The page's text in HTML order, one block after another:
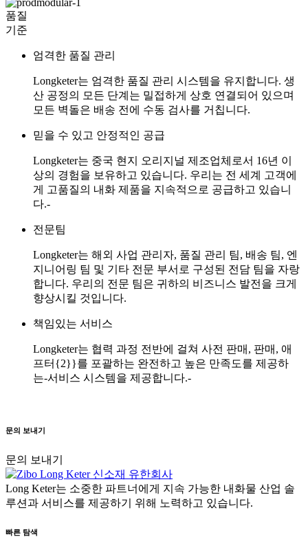
품질
기준
엄격한 품질 관리
Longketer는 엄격한 품질 관리 시스템을 유지합니다. 생
산 공정의 모든 단계는 밀접하게 상호 연결되어 있으며
모든 벽돌은 배송 전에 수동 검사를 거칩니다.
믿을 수 있고 안정적인 공급
Longketer는 중국 현지 오리지널 제조업체로서 16년 이
상의 경험을 보유하고 있습니다. 우리는 전 세계 고객에
게 고품질의 내화 제품을 지속적으로 공급하고 있습니
다.-
전문팀
Longketer는 해외 사업 관리자, 품질 관리 팀, 배송 팀, 엔
지니어링 팀 및 기타 전문 부서로 구성된 전담 팀을 자랑
합니다. 우리의 전문 팀은 귀하의 비즈니스 발전을 크게
향상시킬 것입니다.
책임있는 서비스
Longketer는 협력 과정 전반에 걸쳐 사전 판매, 판매, 애
프터{2}}를 포괄하는 완전하고 높은 만족도를 제공하
는-서비스 시스템을 제공합니다.-
문의 보내기
문의 보내기
Long Keter는 소중한 파트너에게 지속 가능한 내화물 산업 솔
루션과 서비스를 제공하기 위해 노력하고 있습니다.
빠른 탐색